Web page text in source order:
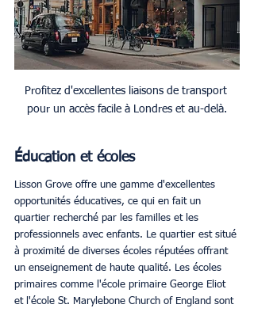
Profitez d'excellentes liaisons de transport
pour un accès facile à Londres et au-delà.
Éducation et écoles
Lisson Grove offre une gamme d'excellentes
opportunités éducatives, ce qui en fait un
quartier recherché par les familles et les
professionnels avec enfants. Le quartier est situé
à proximité de diverses écoles réputées offrant
un enseignement de haute qualité. Les écoles
primaires comme l'école primaire George Eliot
et l'école St. Marylebone Church of England sont